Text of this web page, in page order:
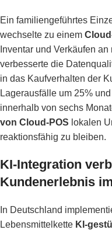
Ein familiengeführtes
wechselte zu einem
Inventar und Verkäufen
verbesserte die
in das Kaufverhalten der
Lagerausfälle um 25%
innerhalb von sechs
von Cloud-POS lokalen
reaktionsfähig zu bleiben.
KI-Integration
Kundenerlebnis
In Deutschland
Lebensmittelkette KI-